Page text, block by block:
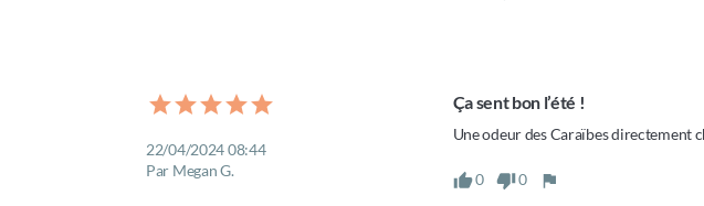
22/04/2024 08:44
Par Megan G.
Ça sent bon l’été !
Une odeur des Caraïbes directement
0 0